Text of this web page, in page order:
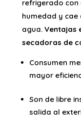
refrigerado con
humedad y
agua. Ventajas
secadoras de
Consumen
mayor
Son de libre
salida al